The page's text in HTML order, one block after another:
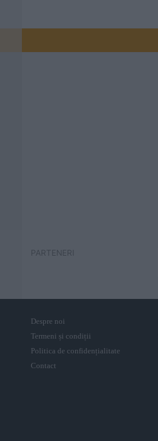
PARTENERI
Despre noi
Termeni și condiții
Politica de confidențialitate
Contact